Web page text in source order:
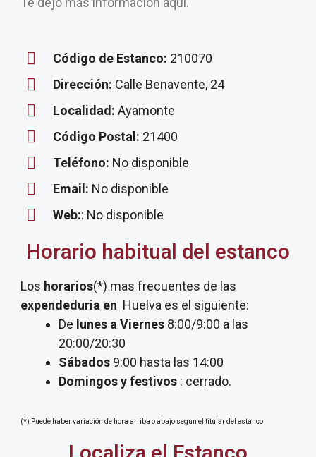
Código de Estanco: 210070
Dirección: Calle Benavente, 24
Localidad: Ayamonte
Código Postal: 21400
Teléfono: No disponible
Email: No disponible
Web:: No disponible
Horario habitual del estanco
Los horarios(*) mas frecuentes de las
expendeduria en Huelva es el siguiente:
De lunes a Viernes 8:00/9:00 a las
20:00/20:30
Sábados 9:00 hasta las 14:00
Domingos y festivos : cerrado.
(*) Puede haber variación de hora arriba o abajo segun el titular del estanco